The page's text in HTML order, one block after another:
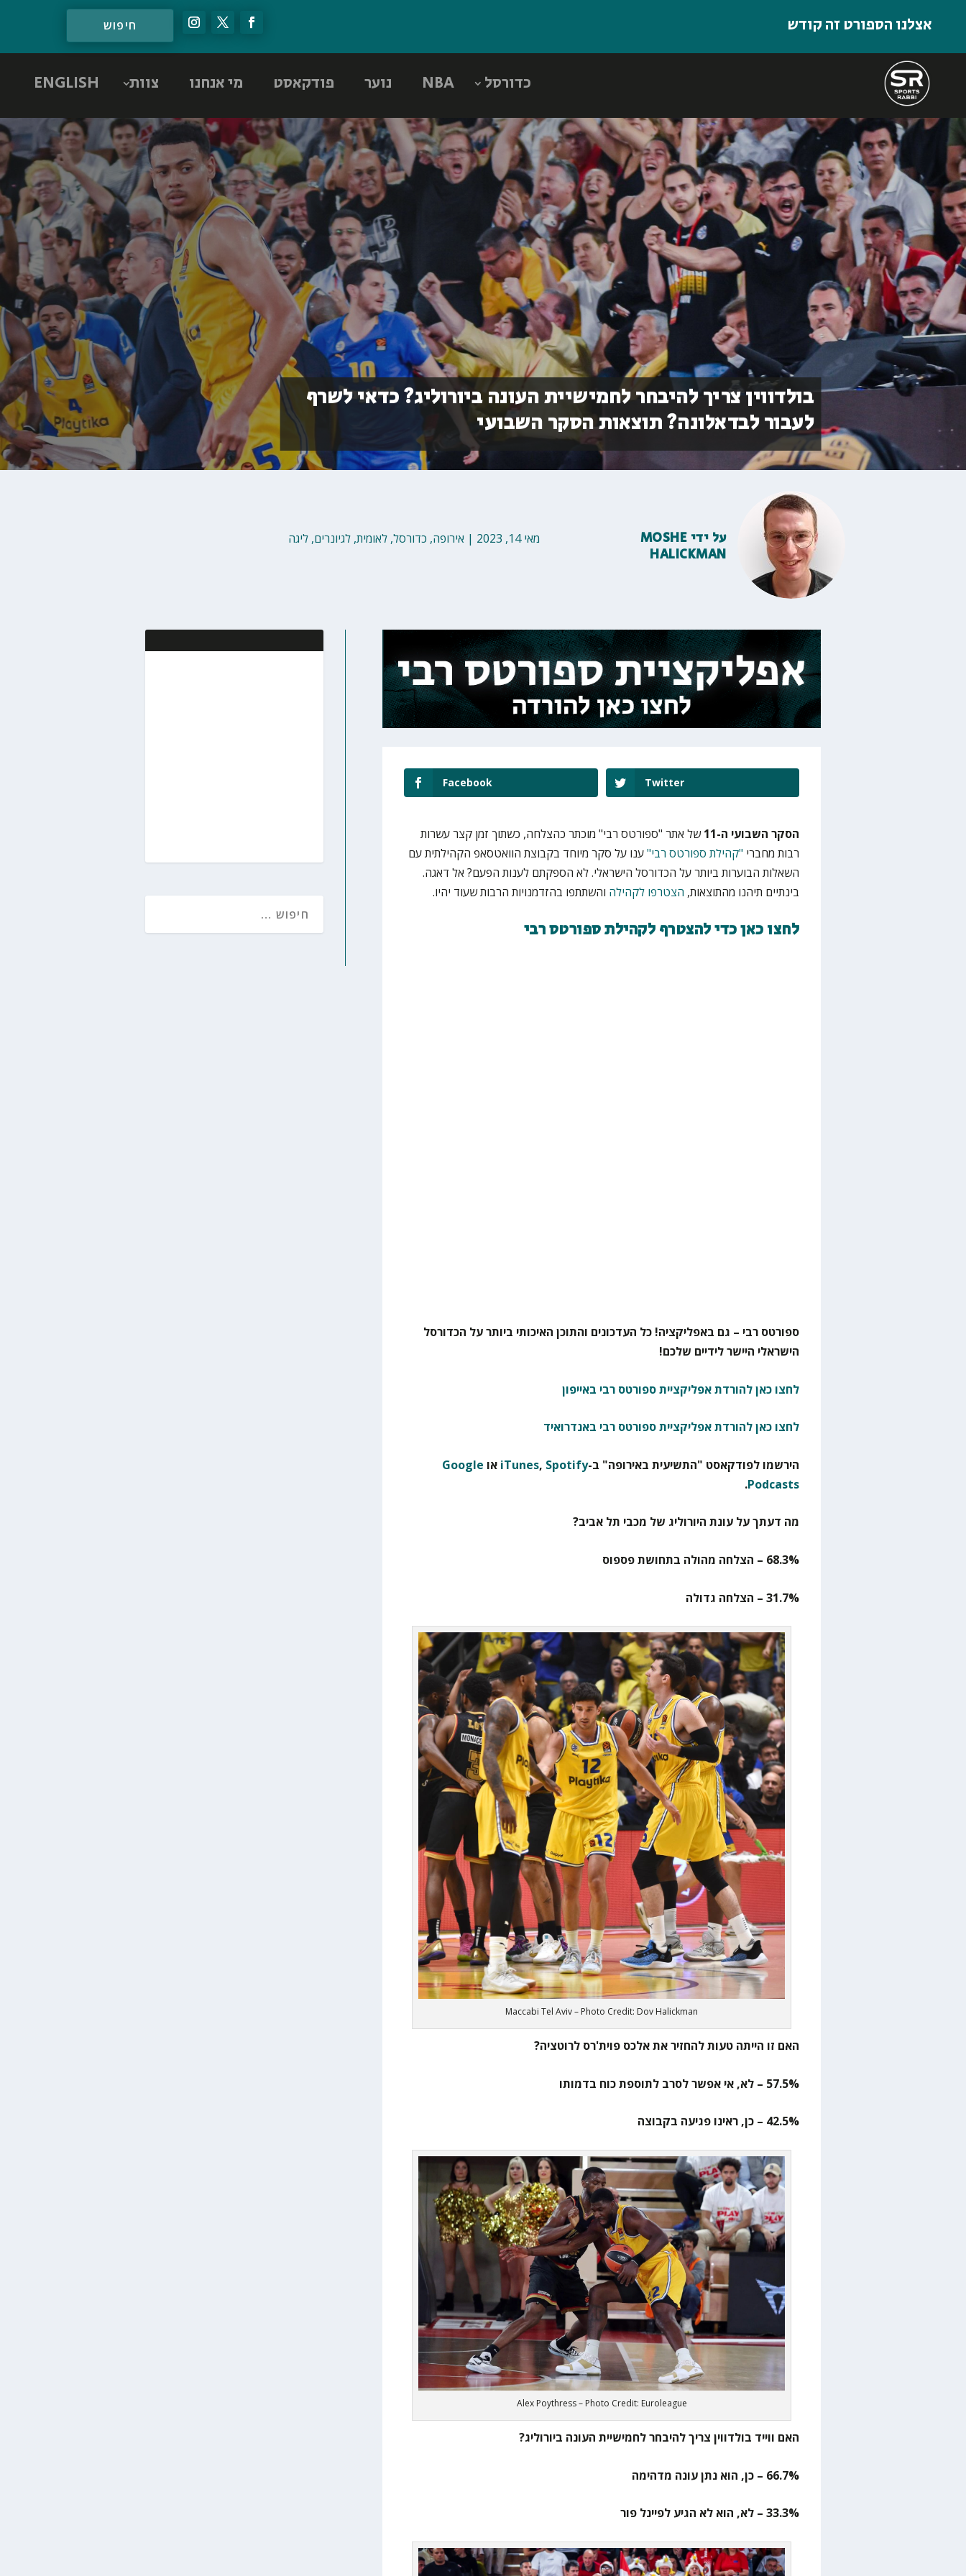
אצלנו הספורט זה קודש
כדורסל NBA נוער פודקאסט מי אנחנו צוות ENGLISH
בולדווין צריך להיבחר לחמישיית העונה ביורוליג? כדאי לשרף
לעבור לבדאלונה? תוצאות הסקר השבועי
מאי 14, 2023 | אירופה, כדורסל,לאומית,לגיונרים,ליגה על ידי MOSHE
HALICKMAN
Facebook Twitter
הסקר השבועי ה-11
של אתר "ספורטס רבי" מוכתר כהצלחה, כשתוך זמן קצר עשרות
רבות מחברי "קהילת ספורטס רבי"ענו על סקר מיוחד בקבוצת הוואטסאפ הקהילתית עם
השאלות הבוערות ביותר על הכדורסל הישראלי. לא הספקתם לענות הפעם? אל דאגה.
בינתיים תיהנו מהתוצאות, הצטרפו לקהילה והשתתפו בהזדמנויות הרבות שעוד יהיו.
לחצו כאן כדי להצטרף לקהילת ספורטס רבי
ספורטס רבי – גם באפליקציה! כל העדכונים והתוכן האיכותי ביותר על הכדורסל
הישראלי היישר לידיים שלכם!
לחצו כאן להורדת אפליקציית ספורטס רבי באייפון
לחצו כאן להורדת אפליקציית ספורטס רבי באנדרואיד
הירשמו לפודקאסט "התשיעית באירופה" ב- iTunes, Spotify או Google
Podcasts
.
מה דעתך על עונת היורוליג של מכבי תל אביב?
68.3% – הצלחה מהולה בתחושת פספוס
31.7% – הצלחה גדולה
Maccabi Tel Aviv – Photo Credit: Dov Halickman
האם זו הייתה טעות להחזיר את אלכס פוית'רס לרוטציה?
57.5% – לא, אי אפשר לסרב לתוספת כוח בדמותו
42.5% – כן, ראינו פגיעה בקבוצה
Alex Poythress – Photo Credit: Euroleague
האם ווייד בולדווין צריך להיבחר לחמישיית העונה ביורוליג?
66.7% – כן, הוא נתן עונה מדהימה
33.3% – לא, הוא לא הגיע לפיינל פור